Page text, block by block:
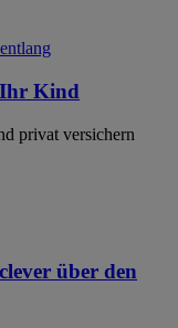
Kind
privat versichern
über den